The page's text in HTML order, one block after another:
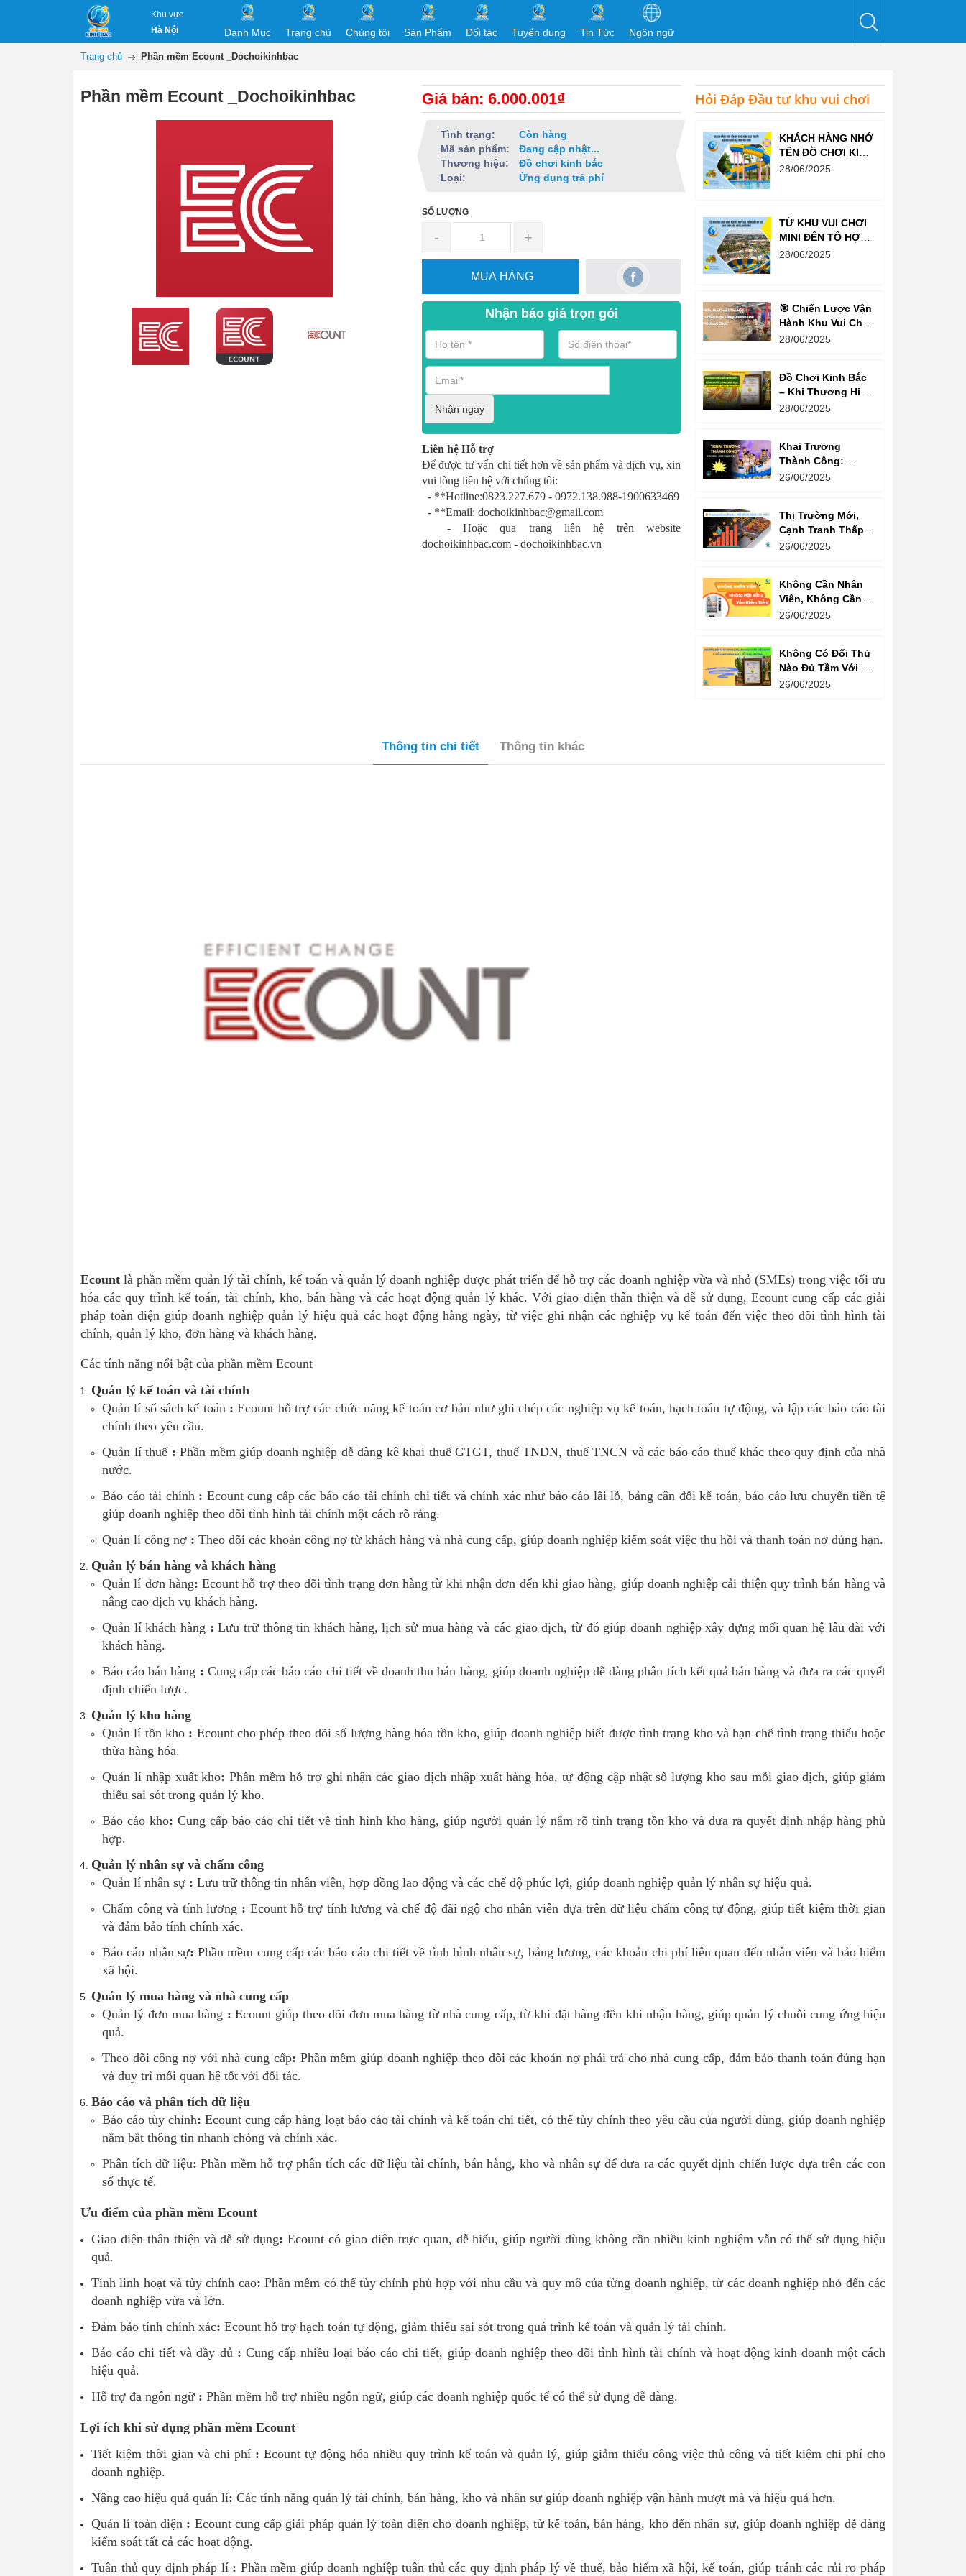
Khu vực
Hà Nội
Danh Mục Trang chủ Chúng tôi Sản Phẩm Đối tác Tuyển dụng Tin Tức Ngôn ngữ
Trang chủ Phần mềm Ecount _Dochoikinhbac
Phần mềm Ecount _Dochoikinhbac Giá bán: 6.000.001₫
Tình trạng:
Còn hàng
Mã sản phẩm:
Đang cập nhật...
Thương hiệu:
Đồ chơi kinh bắc
Loại:
Ứng dụng trả phí
SỐ LƯỢNG
- +
MUA HÀNG
Nhận báo giá trọn gói
Nhận ngay
Liên hệ Hỗ trợ
Để được tư vấn chi tiết hơn về sản phẩm và dịch vụ, xin
vui lòng liên hệ với chúng tôi:
- **Hotline:0823.227.679 - 0972.138.988-1900633469
- **Email: dochoikinhbac@gmail.com
- Hoặc qua trang liên hệ trên website
dochoikinhbac.com - dochoikinhbac.vn
Hỏi Đáp Đầu tư khu vui chơi
KHÁCH HÀNG NHỚ
TÊN ĐỒ CHƠI KINH
BẮC TRƯỚC CẢ
28/06/2025
TỪ KHU VUI CHƠI
MINI ĐẾN TỔ HỢP
GIẢI TRÍ NGHÌN M²
28/06/2025
🎯 Chiến Lược Vận
Hành Khu Vui Chơi
3 Thế Hệ – Tối Đa
28/06/2025
Đồ Chơi Kinh Bắc
– Khi Thương Hiệu
Vững Mạnh Bắt
28/06/2025
Khai Trương
Thành Công:
Khách Nườm
Quyết Là Gì?
26/06/2025
Thị Trường Mới,
Cạnh Tranh Thấp –
Trampoline Park Là
26/06/2025
Không Cần Nhân
Viên, Không Cần
Cửa Hàng – Chỉ
26/06/2025
Không Có Đối Thủ
Nào Đủ Tầm Với Đồ
Chơi Kinh Bắc
26/06/2025
Thông tin chi tiết Thông tin khác
Ecount là phần mềm quản lý tài chính, kế toán và quản lý doanh nghiệp được phát triển để hỗ trợ các doanh nghiệp vừa và nhỏ (SMEs) trong việc tối ưu
hóa các quy trình kế toán, tài chính, kho, bán hàng và các hoạt động quản lý khác. Với giao diện thân thiện và dễ sử dụng, Ecount cung cấp các giải
pháp toàn diện giúp doanh nghiệp quản lý hiệu quả các hoạt động hàng ngày, từ việc ghi nhận các nghiệp vụ kế toán đến việc theo dõi tình hình tài
chính, quản lý kho, đơn hàng và khách hàng.
Các tính năng nổi bật của phần mềm Ecount
Quản lý kế toán và tài chính
Quản lí sổ sách kế toán : Ecount hỗ trợ các chức năng kế toán cơ bản như ghi chép các nghiệp vụ kế toán, hạch toán tự động, và lập các báo cáo tài
chính theo yêu cầu.
Quản lí thuế : Phần mềm giúp doanh nghiệp dễ dàng kê khai thuế GTGT, thuế TNDN, thuế TNCN và các báo cáo thuế khác theo quy định của nhà
nước.
Báo cáo tài chính : Ecount cung cấp các báo cáo tài chính chi tiết và chính xác như báo cáo lãi lỗ, bảng cân đối kế toán, báo cáo lưu chuyển tiền tệ
giúp doanh nghiệp theo dõi tình hình tài chính một cách rõ ràng.
Quản lí công nợ : Theo dõi các khoản công nợ từ khách hàng và nhà cung cấp, giúp doanh nghiệp kiểm soát việc thu hồi và thanh toán nợ đúng hạn.
Quản lý bán hàng và khách hàng
Quản lí đơn hàng: Ecount hỗ trợ theo dõi tình trạng đơn hàng từ khi nhận đơn đến khi giao hàng, giúp doanh nghiệp cải thiện quy trình bán hàng và
nâng cao dịch vụ khách hàng.
Quản lí khách hàng : Lưu trữ thông tin khách hàng, lịch sử mua hàng và các giao dịch, từ đó giúp doanh nghiệp xây dựng mối quan hệ lâu dài với
khách hàng.
Báo cáo bán hàng : Cung cấp các báo cáo chi tiết về doanh thu bán hàng, giúp doanh nghiệp dễ dàng phân tích kết quả bán hàng và đưa ra các quyết
định chiến lược.
Quản lý kho hàng
Quản lí tồn kho : Ecount cho phép theo dõi số lượng hàng hóa tồn kho, giúp doanh nghiệp biết được tình trạng kho và hạn chế tình trạng thiếu hoặc
thừa hàng hóa.
Quản lí nhập xuất kho: Phần mềm hỗ trợ ghi nhận các giao dịch nhập xuất hàng hóa, tự động cập nhật số lượng kho sau mỗi giao dịch, giúp giảm
thiểu sai sót trong quản lý kho.
Báo cáo kho: Cung cấp báo cáo chi tiết về tình hình kho hàng, giúp người quản lý nắm rõ tình trạng tồn kho và đưa ra quyết định nhập hàng phù
hợp.
Quản lý nhân sự và chấm công
Quản lí nhân sự : Lưu trữ thông tin nhân viên, hợp đồng lao động và các chế độ phúc lợi, giúp doanh nghiệp quản lý nhân sự hiệu quả.
Chấm công và tính lương : Ecount hỗ trợ tính lương và chế độ đãi ngộ cho nhân viên dựa trên dữ liệu chấm công tự động, giúp tiết kiệm thời gian
và đảm bảo tính chính xác.
Báo cáo nhân sự: Phần mềm cung cấp các báo cáo chi tiết về tình hình nhân sự, bảng lương, các khoản chi phí liên quan đến nhân viên và bảo hiểm
xã hội.
Quản lý mua hàng và nhà cung cấp
Quản lý đơn mua hàng : Ecount giúp theo dõi đơn mua hàng từ nhà cung cấp, từ khi đặt hàng đến khi nhận hàng, giúp quản lý chuỗi cung ứng hiệu
quả.
Theo dõi công nợ với nhà cung cấp: Phần mềm giúp doanh nghiệp theo dõi các khoản nợ phải trả cho nhà cung cấp, đảm bảo thanh toán đúng hạn
và duy trì mối quan hệ tốt với đối tác.
Báo cáo và phân tích dữ liệu
Báo cáo tùy chỉnh: Ecount cung cấp hàng loạt báo cáo tài chính và kế toán chi tiết, có thể tùy chỉnh theo yêu cầu của người dùng, giúp doanh nghiệp
nắm bắt thông tin nhanh chóng và chính xác.
Phân tích dữ liệu: Phần mềm hỗ trợ phân tích các dữ liệu tài chính, bán hàng, kho và nhân sự để đưa ra các quyết định chiến lược dựa trên các con
số thực tế.
Ưu điểm của phần mềm Ecount
Giao diện thân thiện và dễ sử dụng: Ecount có giao diện trực quan, dễ hiểu, giúp người dùng không cần nhiều kinh nghiệm vẫn có thể sử dụng hiệu
quả.
Tính linh hoạt và tùy chỉnh cao: Phần mềm có thể tùy chỉnh phù hợp với nhu cầu và quy mô của từng doanh nghiệp, từ các doanh nghiệp nhỏ đến các
doanh nghiệp vừa và lớn.
Đảm bảo tính chính xác: Ecount hỗ trợ hạch toán tự động, giảm thiểu sai sót trong quá trình kế toán và quản lý tài chính.
Báo cáo chi tiết và đầy đủ : Cung cấp nhiều loại báo cáo chi tiết, giúp doanh nghiệp theo dõi tình hình tài chính và hoạt động kinh doanh một cách
hiệu quả.
Hỗ trợ đa ngôn ngữ : Phần mềm hỗ trợ nhiều ngôn ngữ, giúp các doanh nghiệp quốc tế có thể sử dụng dễ dàng.
Lợi ích khi sử dụng phần mềm Ecount
Tiết kiệm thời gian và chi phí : Ecount tự động hóa nhiều quy trình kế toán và quản lý, giúp giảm thiểu công việc thủ công và tiết kiệm chi phí cho
doanh nghiệp.
Nâng cao hiệu quả quản lí: Các tính năng quản lý tài chính, bán hàng, kho và nhân sự giúp doanh nghiệp vận hành mượt mà và hiệu quả hơn.
Quản lí toàn diện : Ecount cung cấp giải pháp quản lý toàn diện cho doanh nghiệp, từ kế toán, bán hàng, kho đến nhân sự, giúp doanh nghiệp dễ dàng
kiểm soát tất cả các hoạt động.
Tuân thủ quy định pháp lí : Phần mềm giúp doanh nghiệp tuân thủ các quy định pháp lý về thuế, bảo hiểm xã hội, kế toán, giúp tránh các rủi ro pháp